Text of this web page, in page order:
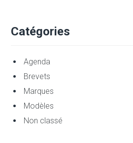
Catégories
Agenda
Brevets
Marques
Modèles
Non classé